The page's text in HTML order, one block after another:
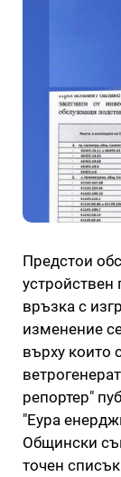
Предстои
връзка с
изменение
върху които
репортер"
"Еура
Общински
точен